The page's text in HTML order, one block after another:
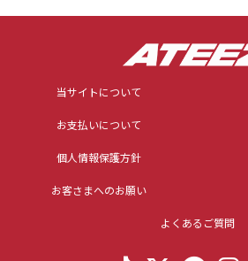
当サイトについて
お支払いについて
個人情報保護方針
お客さまへのお願い
よくあるご質問